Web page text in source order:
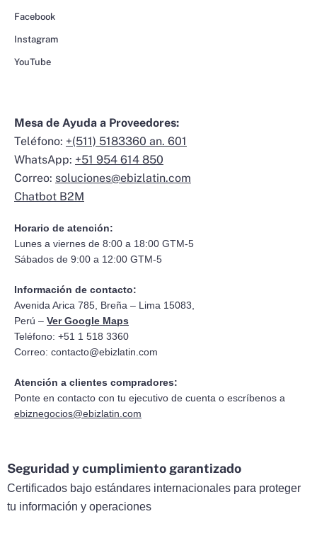
Facebook
Instagram
YouTube
Mesa de Ayuda a Proveedores:
Teléfono: +(511) 5183360 an. 601
WhatsApp: +51 954 614 850
Correo: soluciones@ebizlatin.com
Chatbot B2M
Horario de atención:
Lunes a viernes de 8:00 a 18:00 GTM-5
Sábados de 9:00 a 12:00 GTM-5
Información de contacto:
Avenida Arica 785, Breña – Lima 15083,
Perú – Ver Google Maps
Teléfono: +51 1 518 3360
Correo: contacto@ebizlatin.com
Atención a clientes compradores:
Ponte en contacto con tu ejecutivo de cuenta o escríbenos a
ebiznegocios@ebizlatin.com
Seguridad y cumplimiento garantizado
Certificados bajo estándares internacionales para proteger
tu información y operaciones